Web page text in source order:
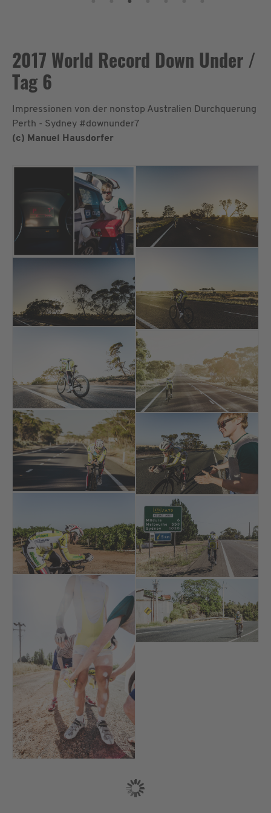
2017 World Record Down Under /
Tag 6
Impressionen von der nonstop Australien Durchquerung
Perth - Sydney #downunder7
(c) Manuel Hausdorfer